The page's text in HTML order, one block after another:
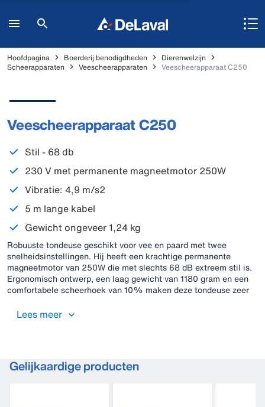
Hoofdpagina Boerderij benodigdheden
Dierenwelzijn
Scheerapparaten
Veescheerapparaten Veescheerapparaat C250
Veescheerapparaat C250
Stil - 68 db
230 V met permanente magneetmotor 250W
Vibratie: 4,9 m/s2
5 m lange kabel
Gewicht ongeveer 1,24 kg
Robuuste tondeuse geschikt voor vee en paard met twee
snelheidsinstellingen. Hij heeft een krachtige permanente
magneetmotor van 250W die met slechts 68 dB extreem stil is.
Ergonomisch ontwerp, een laag gewicht van 1180 gram en een
comfortabele scheerhoek van 10% maken deze tondeuse zeer
Lees meer
Gelijkaardige producten